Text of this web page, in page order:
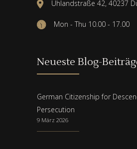
Uhlandstraße 42, 40237
Mon - Thu 10.00 - 17.00
Neueste Blog-
German Citizenship for
Persecution
9 März 2026